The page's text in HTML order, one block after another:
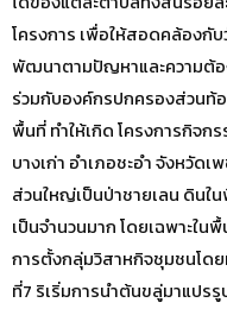
โครงการ เพื่อให้สอดคล้องกั
พัฒนาตามปัญหาและความต้อ
ร่วมกับองค์กรปกครองส่วนท้อ
พื้นที่ ทำให้เกิด โครงการกิ
บางเก่า อำเภอชะอำ จังหวัด
ส่วนใหญ่เป็นป่าชายเลน ดิน
เป็นจำนวนมาก โดยเฉพาะใ
การตั้งกลุ่มวิสาหกิจชุมชนโ
ที่7 ริเริ่มการนำต้นขลู่มาแป